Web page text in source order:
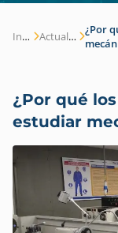
Inicio Actualidad
¿Por
¿Por qué
estudiar